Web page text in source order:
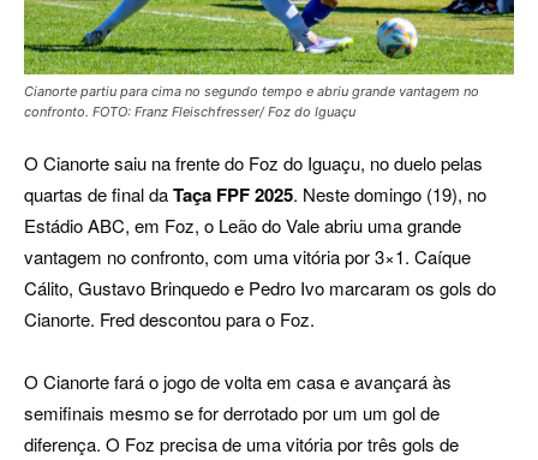
Cianorte partiu para cima no segundo tempo e abriu grande vantagem no
confronto. FOTO: Franz Fleischfresser/ Foz do Iguaçu
O Cianorte saiu na frente do Foz do Iguaçu, no duelo pelas
quartas de final daTaça FPF 2025. Neste domingo (19), no
Estádio ABC, em Foz, o Leão do Vale abriu uma grande
vantagem no confronto, com uma vitória por 3×1. Caíque
Cálito, Gustavo Brinquedo e Pedro Ivo marcaram os gols do
Cianorte. Fred descontou para o Foz.
O Cianorte fará o jogo de volta em casa e avançará às
semifinais mesmo se for derrotado por um um gol de
diferença. O Foz precisa de uma vitória por três gols de